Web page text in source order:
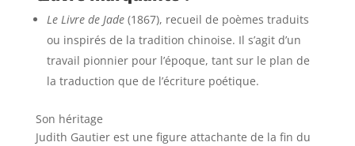
Le Livre de Jade(1867), recueil de poèmes traduits
ou inspirés de la tradition chinoise. Il s’agit d’un
travail pionnier pour l’époque, tant sur le plan de
la traduction que de l’écriture poétique.
Son héritage
Judith Gautier est une figure attachante de la fin du